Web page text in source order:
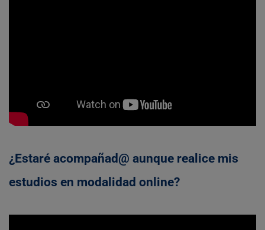
¿Estaré acompañad@ aunque realice mis
estudios en modalidad online?